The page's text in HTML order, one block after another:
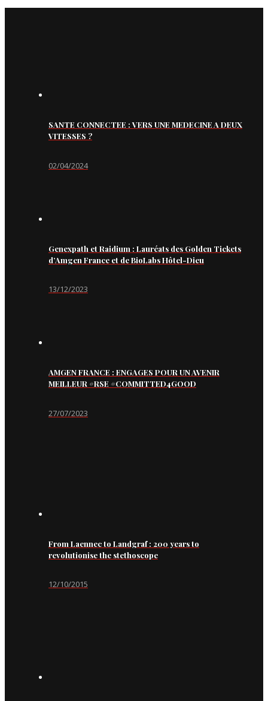
SANTE CONNECTEE : VERS UNE MEDECINE A DEUX
VITESSES ?
02/04/2024
Genexpath et Raidium : Lauréats des Golden Tickets
d’Amgen France et de BioLabs Hôtel-Dieu
13/12/2023
AMGEN FRANCE : ENGAGES POUR UN AVENIR
MEILLEUR #RSE #COMMITTED4GOOD
27/07/2023
From Laennec to Landgraf : 200 years to
revolutionise the stethoscope
12/10/2015